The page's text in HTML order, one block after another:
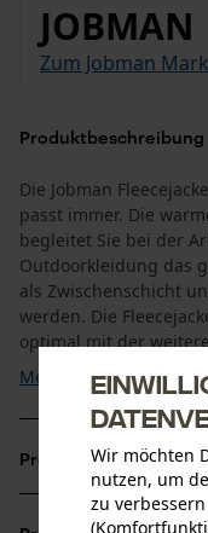
JOBMAN
Zum Jobman
Produktbeschreibung
Die Jobman
passt immer. Die
begleitet Sie bei der
Outdoorkleidung das
als Zwischenschicht
werden. Die
optimal mit der
Mehr anzeigen
Produktvorteile
Geräumige
Wir möchten
nutzen, um
zu